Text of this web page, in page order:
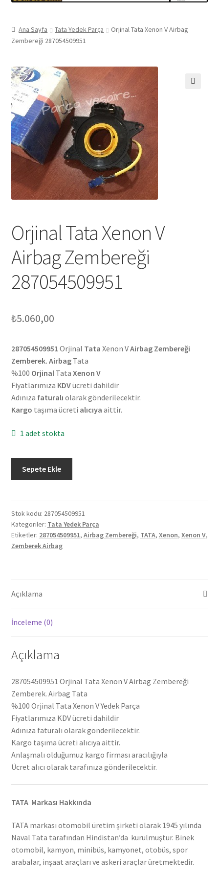
Ana Sayfa Tata Yedek Parça
Orjinal Tata Xenon V Airbag
Zembereği 287054509951
Orjinal Tata Xenon V
Airbag Zembereği
287054509951
₺5.060,00
287054509951 Orjinal Tata Xenon VAirbag Zembereği
Zemberek. AirbagTata
%100 OrjinalTata Xenon V
Fiyatlarımıza KDVücreti dahildir
Adınıza faturalı olarak gönderilecektir.
Kargo taşıma ücreti alıcıya aittir.
1 adet stokta
Airbag
Zembereği
287054509951
adet
Sepete Ekle
Stok kodu: 287054509951
Kategoriler: Tata Yedek Parça
Etiketler: 287054509951, Airbag Zembereği, TATA, Xenon, Xenon V,
Zemberek Airbag
Açıklama
İnceleme (0)
Açıklama
287054509951 Orjinal Tata Xenon V Airbag Zembereği
Zemberek. Airbag Tata
%100 Orjinal Tata Xenon V Yedek Parça
Fiyatlarımıza KDV ücreti dahildir
Adınıza faturalı olarak gönderilecektir.
Kargo taşıma ücreti alıcıya aittir.
Anlaşmalı olduğumuz kargo firması aracılığıyla
Ücret alıcı olarak tarafınıza gönderilecektir.
TATA Markası Hakkında
TATA markası otomobil üretim şirketi olarak 1945 yılında
Naval Tata tarafından Hindistan’da kurulmuştur. Binek
otomobil, kamyon, minibüs, kamyonet, otobüs, spor
arabalar, inşaat araçları ve askeri araçlar üretmektedir.